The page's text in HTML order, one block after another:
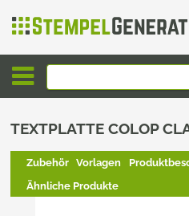
TEXTPLATTE COLOP
Zubehör Vorlagen
Ähnliche Produkte